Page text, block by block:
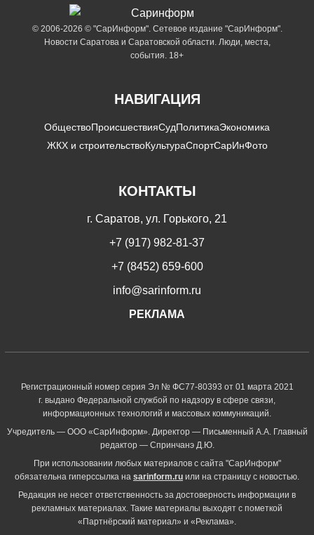
© 2006-2026 © "СарИнформ". Сетевое издание "СарИнформ".
Новости Саратова и Саратовской области. Люди, места,
события. 18+
НАВИГАЦИЯ
ОбществоПроисшествияСудПолитикаЭкономика
ЖКХ и строительствоКультураСпортСарИнФото
КОНТАКТЫ
г. Саратов, ул. Горького, 21
+7 (917) 982-81-37
+7 (8452) 659-600
info@sarinform.ru
РЕКЛАМА
Регистрационный номер серия Эл № ФС77-80393 от 01 марта 2021
г. выдано Федеральной службой по надзору в сфере связи,
информационных технологий и массовых коммуникаций.
Учредитель — ООО «СарИнформ». Директор — Письменный А.А. Главный
редактор — Спринчанэ Д.Ю.
При использовании любых материалов с сайта "СарИнформ"
обязательна гиперссылка на sarinform.ru или на страницу с новостью.
Редакция не несет ответственность за достоверность информации в
рекламных материалах. Такие материалы выходят с пометкой
«Партнёрский материал» и «Реклама».